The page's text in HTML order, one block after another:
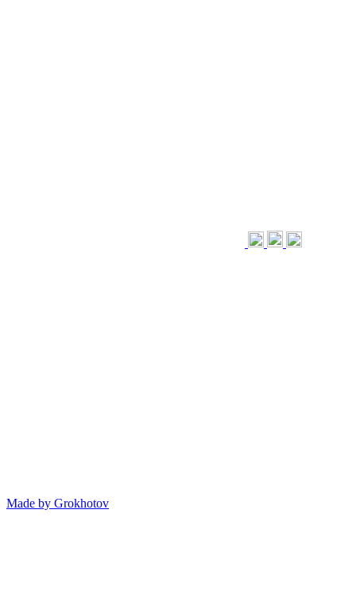
Made by Grokhotov